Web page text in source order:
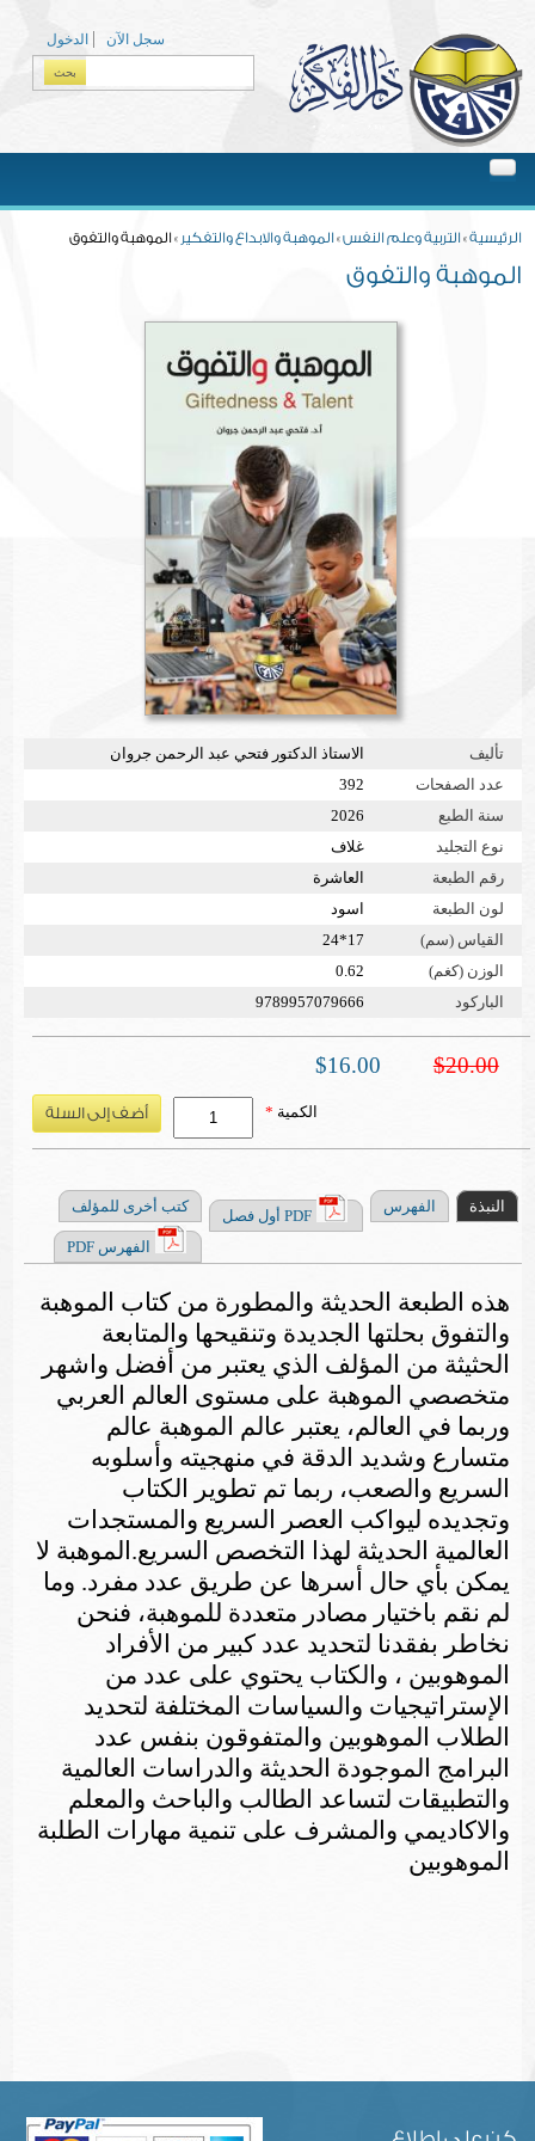
الدخول
سجل الآن
الرئيسية» التربية وعلم النفس» الموهبة والابداع والتفكير » الموهبة والتفوق
الموهبة والتفوق
تأليف
الاستاذ الدكتور فتحي عبد الرحمن جروان
عدد الصفحات
392
سنة الطبع
2026
نوع التجليد
غلاف
رقم الطبعة
العاشرة
لون الطبعة
اسود
القياس (سم)
17*24
الوزن (كغم)
0.62
الباركود
9789957079666
$20.00
$16.00
الكمية *
النبذة الفهرس
PDF أول فصل
كتب أخرى للمؤلف
الفهرس PDF
هذه الطبعة الحديثة والمطورة من كتاب الموهبة
والتفوق بحلتها الجديدة وتنقيحها والمتابعة
الحثيثة من المؤلف الذي يعتبر من أفضل واشهر
متخصصي الموهبة على مستوى العالم العربي
وربما في العالم، يعتبر عالم الموهبة عالم
متسارع وشديد الدقة في منهجيته وأسلوبه
السريع والصعب، ربما تم تطوير الكتاب
وتجديده ليواكب العصر السريع والمستجدات
العالمية الحديثة لهذا التخصص السريع.الموهبة لا
يمكن بأي حال أسرها عن طريق عدد مفرد. وما
لم نقم باختيار مصادر متعددة للموهبة، فنحن
نخاطر بفقدنا لتحديد عدد كبير من الأفراد
الموهوبين ، والكتاب يحتوي على عدد من
الإستراتيجيات والسياسات المختلفة لتحديد
الطلاب الموهوبين والمتفوقون بنفس عدد
البرامج الموجودة الحديثة والدراسات العالمية
والتطبيقات لتساعد الطالب والباحث والمعلم
والاكاديمي والمشرف على تنمية مهارات الطلبة
الموهوبين